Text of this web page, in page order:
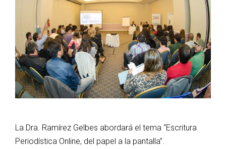
La Dra. Ramírez Gelbes abordará el tema “Escritura
Periodística Online, del papel a la pantalla”.